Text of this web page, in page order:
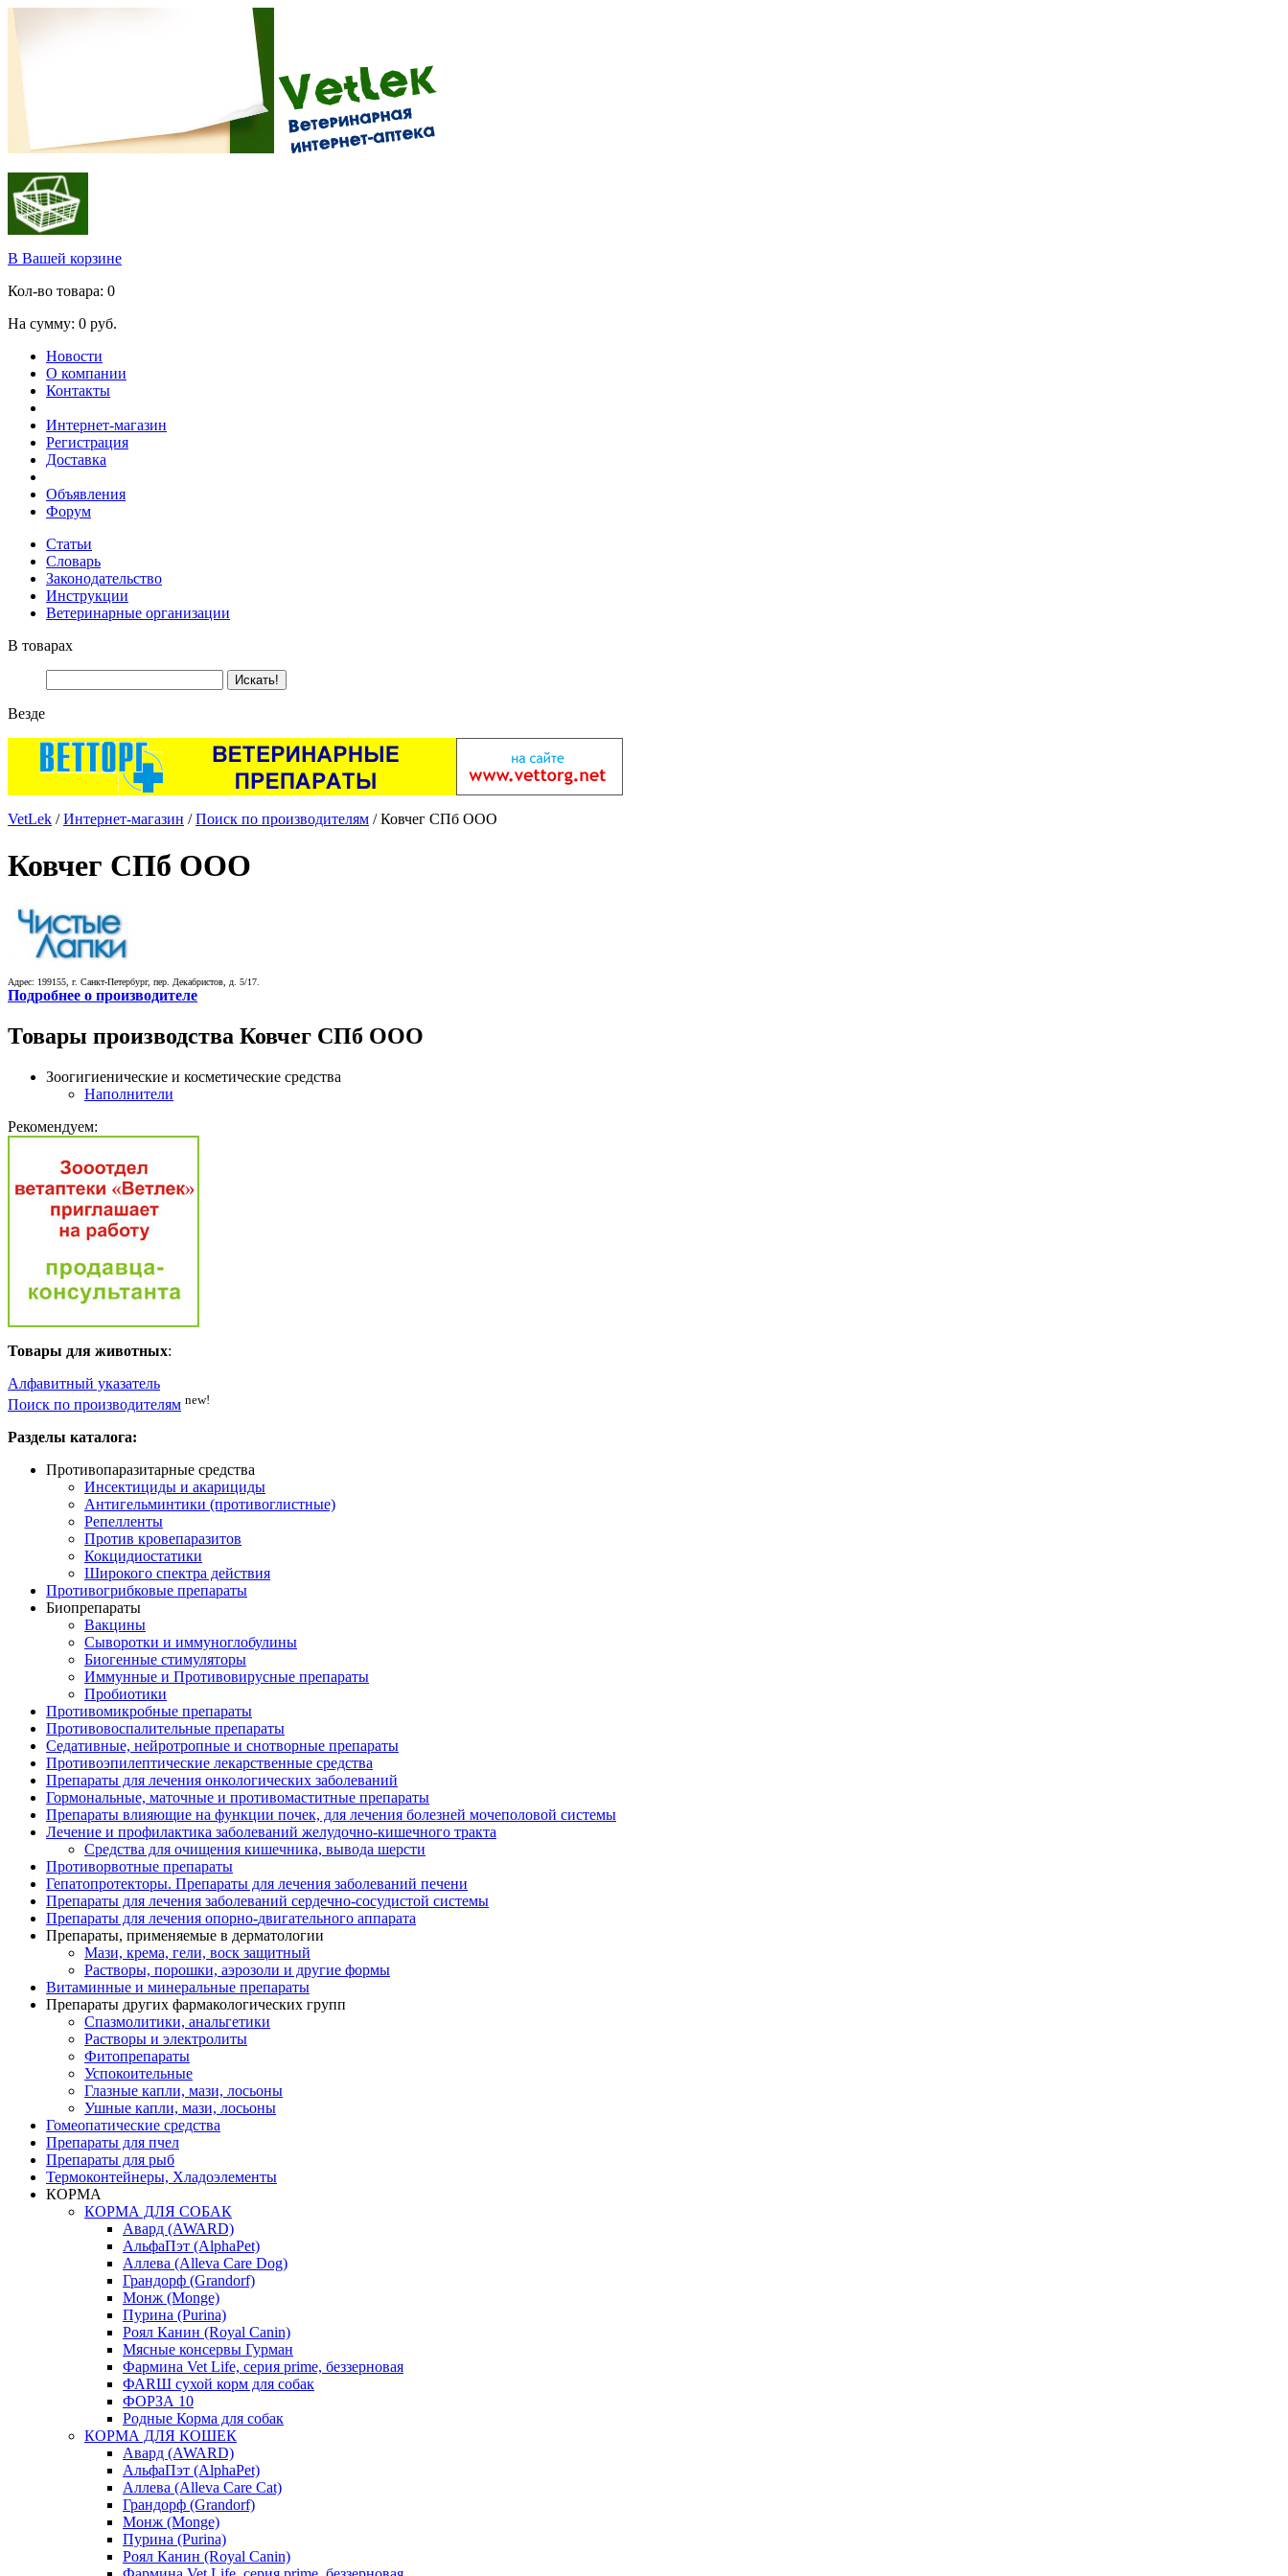
В Вашей корзине
Кол-во товара: 0
На сумму: 0 руб.
Новости
О компании
Контакты
Интернет-магазин
Регистрация
Доставка
Объявления
Форум
Статьи
Словарь
Законодательство
Инструкции
Ветеринарные организации
В товарах
Везде
VetLek /Интернет-магазин /Поиск по производителям / Ковчег СПб ООО
Ковчег СПб ООО
Адрес: 199155, г. Санкт-Петербург, пер. Декабристов, д. 5/17.
Подробнее о производителе
Товары производства Ковчег СПб ООО
Зоогигиенические и косметические средства
Наполнители
Рекомендуем:
Товары для животных:
Алфавитный указатель
Поиск по производителям new!
Разделы каталога:
Противопаразитарные средства
Инсектициды и акарициды
Антигельминтики (противоглистные)
Репелленты
Против кровепаразитов
Кокцидиостатики
Широкого спектра действия
Противогрибковые препараты
Биопрепараты
Вакцины
Сыворотки и иммуноглобулины
Биогенные стимуляторы
Иммунные и Противовирусные препараты
Пробиотики
Противомикробные препараты
Противовоспалительные препараты
Седативные, нейротропные и снотворные препараты
Противоэпилептические лекарственные средства
Препараты для лечения онкологических заболеваний
Гормональные, маточные и противомаститные препараты
Препараты влияющие на функции почек, для лечения болезней мочеполовой системы
Лечение и профилактика заболеваний желудочно-кишечного тракта
Средства для очищения кишечника, вывода шерсти
Противорвотные препараты
Гепатопротекторы. Препараты для лечения заболеваний печени
Препараты для лечения заболеваний сердечно-сосудистой системы
Препараты для лечения опорно-двигательного аппарата
Препараты, применяемые в дерматологии
Мази, крема, гели, воск защитный
Растворы, порошки, аэрозоли и другие формы
Витаминные и минеральные препараты
Препараты других фармакологических групп
Спазмолитики, анальгетики
Растворы и электролиты
Фитопрепараты
Успокоительные
Глазные капли, мази, лосьоны
Ушные капли, мази, лосьоны
Гомеопатические средства
Препараты для пчел
Препараты для рыб
Термоконтейнеры, Хладоэлементы
КОРМА
КОРМА ДЛЯ СОБАК
Авард (AWARD)
АльфаПэт (AlphaPet)
Аллева (Alleva Care Dog)
Грандорф (Grandorf)
Монж (Monge)
Пурина (Purina)
Роял Канин (Royal Canin)
Мясные консервы Гурман
Фармина Vet Life, серия prime, беззерновая
ФАRШ сухой корм для собак
ФОРЗА 10
Родные Корма для собак
КОРМА ДЛЯ КОШЕК
Авард (AWARD)
АльфаПэт (AlphaPet)
Аллева (Alleva Care Cat)
Грандорф (Grandorf)
Монж (Monge)
Пурина (Purina)
Роял Канин (Royal Canin)